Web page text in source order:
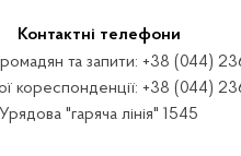
Контактні телефони
та запити: +38 (044)
кореспонденції: +38 (044)
Урядова "гаряча лінія" 1545